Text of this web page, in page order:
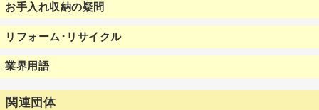
お手入れ収納の疑問
リフォーム･リサイクル
業界用語
関連団体